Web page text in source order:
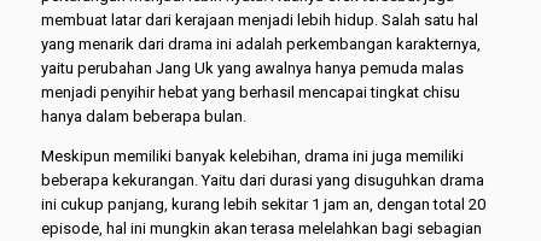
membuat latar dari kerajaan menjadi lebih hidup. Salah satu hal
yang menarik dari drama ini adalah perkembangan karakternya,
yaitu perubahan Jang Uk yang awalnya hanya pemuda malas
menjadi penyihir hebat yang berhasil mencapai tingkat chisu
hanya dalam beberapa bulan.
Meskipun memiliki banyak kelebihan, drama ini juga memiliki
beberapa kekurangan. Yaitu dari durasi yang disuguhkan drama
ini cukup panjang, kurang lebih sekitar 1 jam an, dengan total 20
episode, hal ini mungkin akan terasa melelahkan bagi sebagian